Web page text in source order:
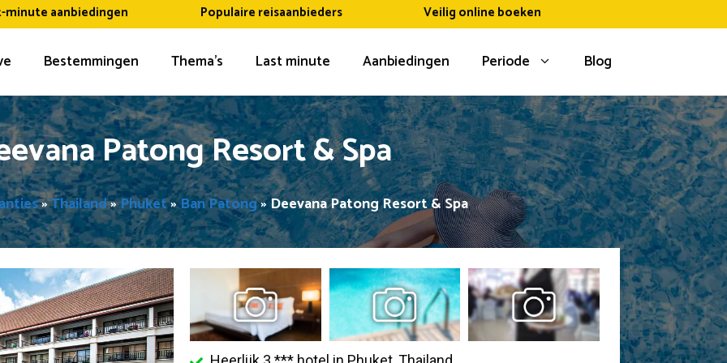
minute aanbiedingen Populaire reisaanbieders Veilig online boeken
Bestemmingen Thema’s Last minute Aanbiedingen Periode Blog
Patong Resort & Spa
»Thailand»Phuket»Ban Patong»Deevana Patong Resort & Spa